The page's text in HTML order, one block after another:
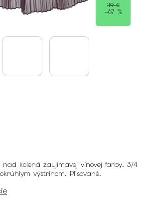
119 €
–67 %
kolená zaujímavej vínovej farby. 3/4
výstrihom. Plisované.